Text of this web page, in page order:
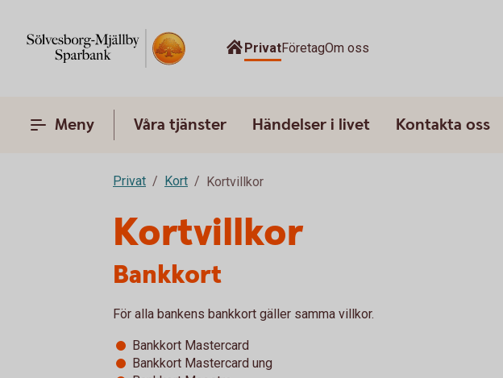
PrivatFöretagOm oss
Meny Våra tjänster Händelser i livet Kontakta oss
Privat Kort Kortvillkor
Kortvillkor
Bankkort
För alla bankens bankkort gäller samma villkor.
Bankkort Mastercard
Bankkort Mastercard ung